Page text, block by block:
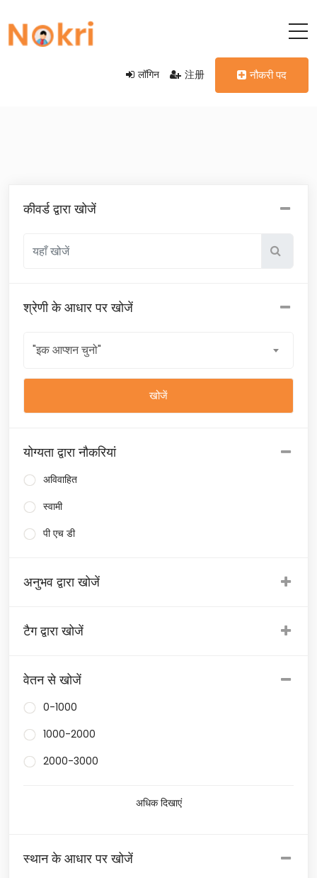
लॉगिन 注册 नौकरी पद
कीवर्ड द्वारा खोजें
श्रेणी के आधार पर खोजें
"इक आप्शन चुनो"
योग्यता द्वारा नौकरियां
अविवाहित
स्वामी
पी एच डी
अनुभव द्वारा खोजें
टैग द्वारा खोजें
वेतन से खोजें
0-1000
1000-2000
2000-3000
अधिक दिखाएं
स्थान के आधार पर खोजें